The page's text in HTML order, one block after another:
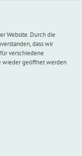
Website. Durch die
dass wir
verschiedene
wieder geöffnet werden